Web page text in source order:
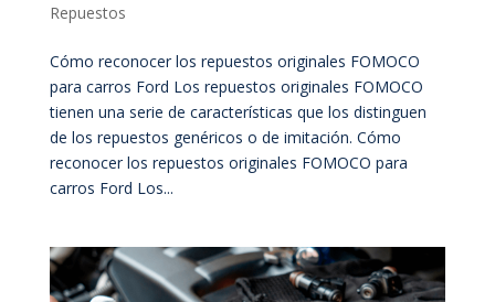
Repuestos
Cómo reconocer los repuestos originales FOMOCO
para carros Ford Los repuestos originales FOMOCO
tienen una serie de características que los distinguen
de los repuestos genéricos o de imitación. Cómo
reconocer los repuestos originales FOMOCO para
carros Ford Los...